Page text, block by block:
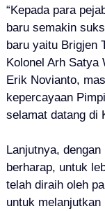
“Kepada para
baru semakin
baru yaitu Brigjen
Kolonel Arh Satya
Erik Novianto,
kepercayaan
selamat datang di
Lanjutnya,
berharap, untuk
telah diraih oleh
untuk